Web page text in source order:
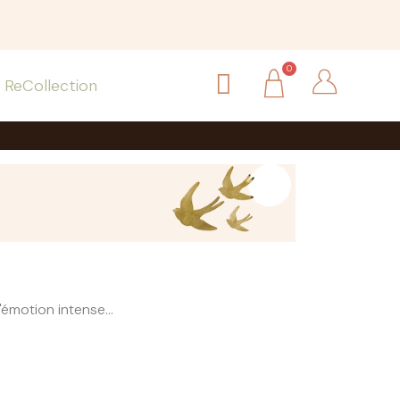
ReCollection
intense...